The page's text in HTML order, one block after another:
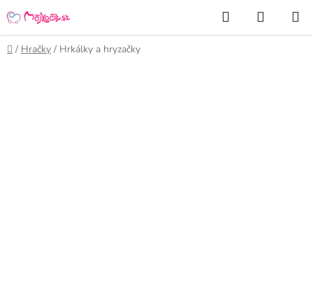
na
obsah
Hľadať
KOŠÍK
Domov
/ Hračky / Hrkálky a hryzačky